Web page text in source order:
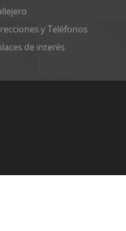
y Teléfonos
de interés